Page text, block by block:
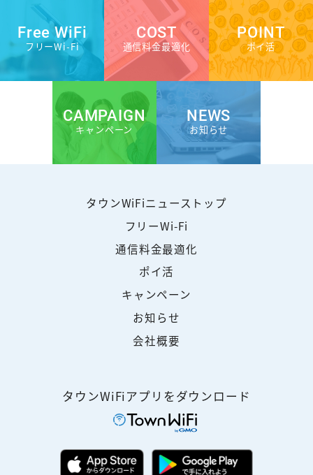
Free WiFi
フリーWi-Fi
COST
通信料金最適化
POINT
ポイ活
CAMPAIGN
キャンペーン
NEWS
お知らせ
タウンWiFiニューストップ
フリーWi-Fi
通信料金最適化
ポイ活
キャンペーン
お知らせ
会社概要
タウンWiFiアプリをダウンロード